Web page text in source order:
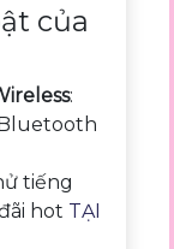
của
:
tiếng
hot TẠI